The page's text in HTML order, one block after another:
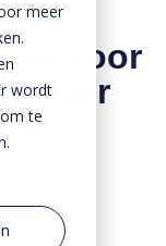
meer
wordt
te
2022
voor